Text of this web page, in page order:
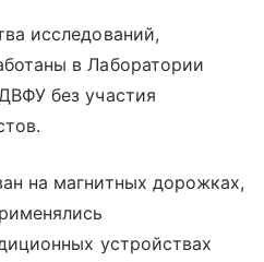
исследований,
в Лаборатории
без участия
на магнитных дорожках,
устройствах